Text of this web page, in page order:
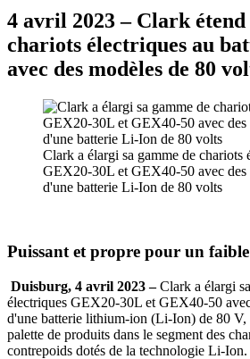
4 avril 2023 – Clark étend
chariots électriques au
avec des modèles de 80
Clark a élargi sa gamme de chariots
GEX20-30L et GEX40-50 avec des
d'une batterie Li-Ion de 80 volts
Puissant et propre pour un
Duisburg, 4 avril 2023 –Clark a élargi
électriques GEX20-30L et GEX40-50
d'une batterie lithium-ion (Li-Ion) de 80 V,
palette de produits dans le segment des
contrepoids dotés de la technologie Li-Ion.